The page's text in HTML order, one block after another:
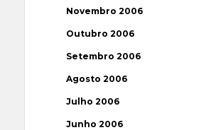
Novembro 2006
Outubro 2006
Setembro 2006
Agosto 2006
Julho 2006
Junho 2006